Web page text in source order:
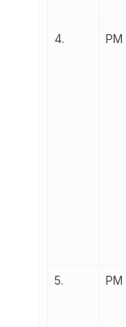
4. PM
5. PM